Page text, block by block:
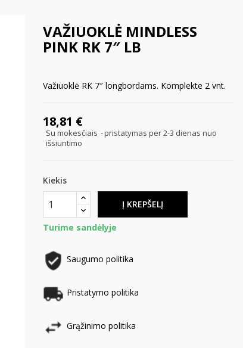
VAŽIUOKLĖ MINDLESS
PINK RK 7″ LB
Važiuoklė RK 7″ longbordams. Komplekte 2 vnt.
18,81 €
Su mokesčiais
pristatymas per 2-3 dienas nuo
išsiuntimo
Kiekis
Į KREPŠELĮ
Turime sandėlyje
Saugumo politika
Pristatymo politika
Grąžinimo politika